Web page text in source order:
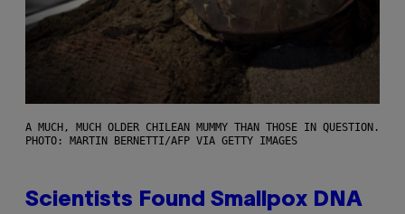
A MUCH, MUCH OLDER CHILEAN MUMMY THAN THOSE IN QUESTION.
PHOTO: MARTIN BERNETTI/AFP VIA GETTY IMAGES
Scientists Found Smallpox DNA